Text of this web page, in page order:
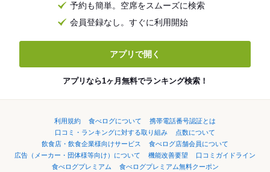
予約も簡単。空席をスムーズに検索
会員登録なし。すぐに利用開始
アプリで開く
アプリなら1ヶ月無料でランキング検索！
利用規約 食べログについて
携帯電話番号認証とは
口コミ・ランキングに対する取り組み
点数について
飲食店・飲食企業様向けサービス
食べログ店舗会員について
広告（メーカー・団体様等向け）について
機能改善要望
口コミガイドライン
食べログプレミアム
食べログプレミアム無料クーポン